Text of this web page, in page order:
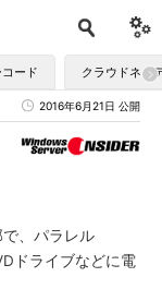
ード クラウドネイ
2016年6月21日 公開
で、パラレル
ドライブなどに電